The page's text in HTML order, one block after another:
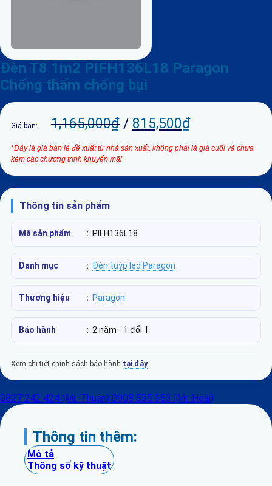
Đèn T8 1m2 PIFH136L18 Paragon
Chống thấm chống bụi
Giá bán: 1,165,000₫ / 815,500₫
*Đây là giá bán lẻ đề xuất từ nhà sản xuất, không phải là giá cuối và chưa
kèm các chương trình khuyến mãi
Thông tin sản phẩm
Mã sản phẩm : PIFH136L18
Danh mục : Đèn tuýp led Paragon
Thương hiệu : Paragon
Bảo hành : 2 năm - 1 đổi 1
Xem chi tiết chính sách bảo hành tại đây.
0827 242 424 (Mr. Thuận) 0908 535 353 (Mr. Hoài)
Thông tin thêm:
Mô tả
Thông số kỹ thuật